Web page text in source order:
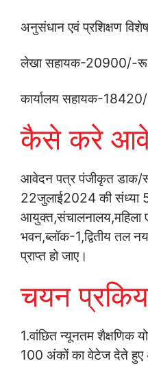
अनुसंधान एवं प्रशिक्षण
लेखा सहायक-20900/-
कार्यालय सहायक-
कैसे करे
आवेदन पत्र पंजीकृत डाक/
22जुलाई2024 की
आयुक्‍त,संचालनालय,महिला
भवन,ब्‍लॉक-1,द्वितीय तल
प्राप्‍त हो जाए।
चयन
1.वांछित न्‍यूनतम शैक्षणिक
100 अंकों का वेटेज देते